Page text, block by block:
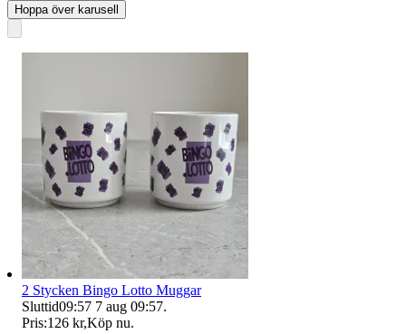
Hoppa över karusell
2 Stycken Bingo Lotto Muggar
Sluttid09:57 7 aug 09:57.
Pris:126 kr,Köp nu.